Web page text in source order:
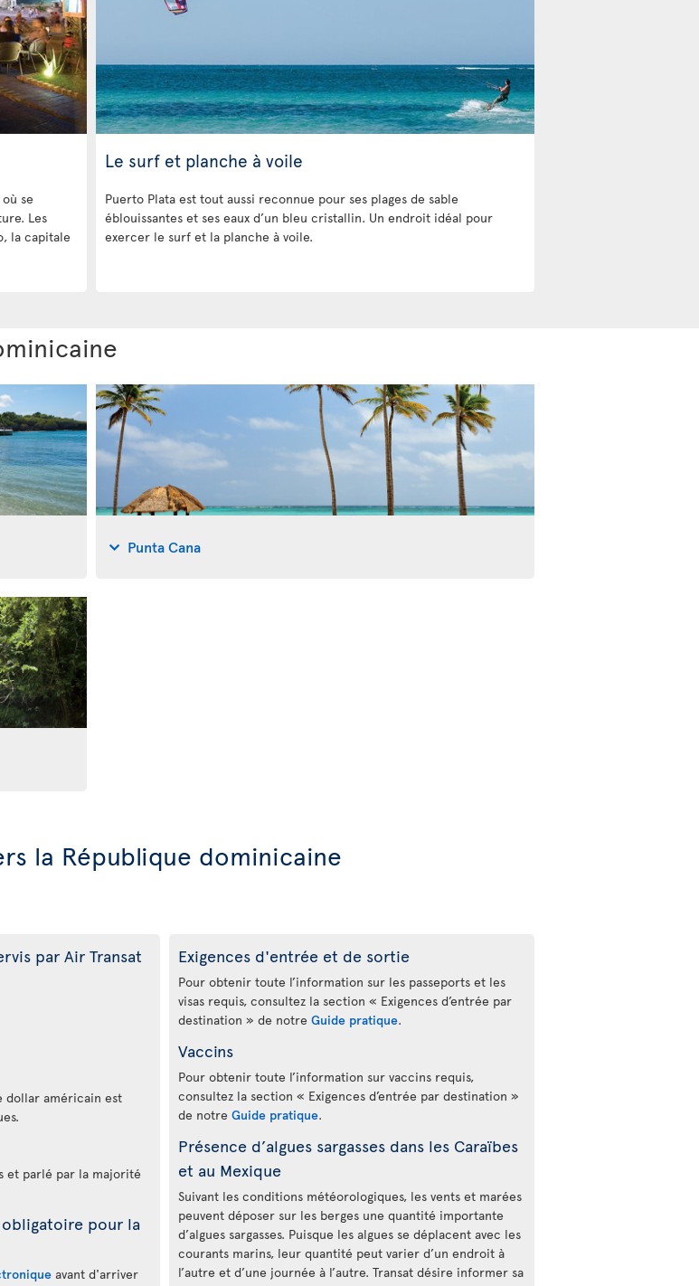
se
Les
la capitale
Le surf et planche à voile
Puerto Plata est tout aussi reconnue pour ses plages de sable
éblouissantes et ses eaux d’un bleu cristallin. Un endroit idéal pour
exercer le surf et la planche à voile.
Punta Cana
la République dominicaine
par Air Transat
dollar américain est
et parlé par la majorité
pour la
avant d'arriver
Exigences d'entrée et de sortie
Pour obtenir toute l’information sur les passeports et les
visas requis, consultez la section « Exigences d’entrée par
destination » de notre Guide pratique.
Vaccins
Pour obtenir toute l’information sur vaccins requis,
consultez la section « Exigences d’entrée par destination »
de notre Guide pratique.
Présence d’algues sargasses dans les Caraïbes
et au Mexique
Suivant les conditions météorologiques, les vents et marées
peuvent déposer sur les berges une quantité importante
d’algues sargasses. Puisque les algues se déplacent avec les
courants marins, leur quantité peut varier d’un endroit à
l’autre et d’une journée à l’autre. Transat désire informer sa